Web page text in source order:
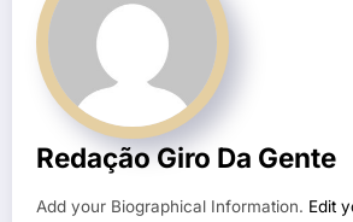
Redação Giro Da Gente
Add your Biographical Information. Edit